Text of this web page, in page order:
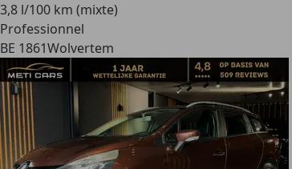
3,8 l/100 km (mixte)
Professionnel
BE 1861Wolvertem